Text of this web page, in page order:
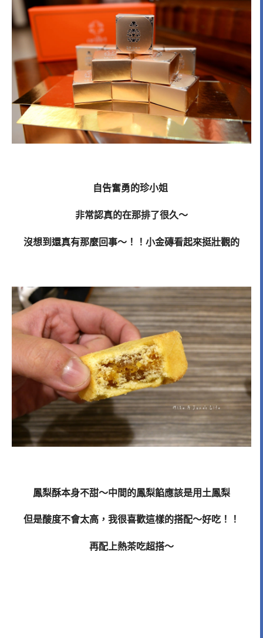
自告奮勇的珍小姐
非常認真的在那排了很久～
沒想到還真有那麼回事～！！小金磚看起來挺壯觀的
鳳梨酥本身不甜～中間的鳳梨餡應該是用土鳳梨
但是酸度不會太高，我很喜歡這樣的搭配～好吃！！
再配上熱茶吃超搭～